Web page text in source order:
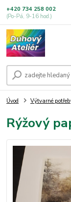
+420 734 258 002
(Po-Pá, 9-16 hod.)
Úvod Výtvarné
Rýžový